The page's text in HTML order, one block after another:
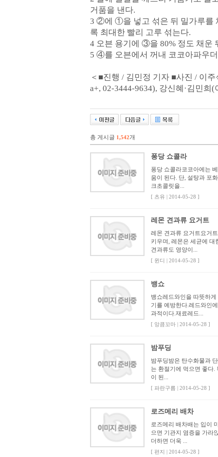
거품을 낸다.
3 ②에 ①을 넣고 섞은 뒤 밀가루를
록 최대한 빨리 고루 섞는다.
4 오븐 용기에 ③을 80% 정도 채운
5 ④를 오븐에서 꺼내 코코아파우
＜■진행 / 김민정 기자 ■사진 / 이
a+, 02-3444-9634), 강신혜·김민희
총 게시글 1,542개
퐁당 쇼콜라
퐁당 쇼콜라코코아에는
움이 된다. 단, 설탕과 포
크초콜릿을...
[ 츠유 | 2014-05-28 ]
레몬 견과류 요거트
레몬 견과류 요거트요거
키우며, 레몬은 세균에 대
견과류도 영양이...
[ 윈디 | 2014-05-28 ]
뱅쇼
뱅쇼레드와인을 따뜻하
기를 예방한다.레드와인
과적이다.재료레드...
[ 앙큼꼬마 | 2014-05-28 ]
밤푸딩
밤푸딩밤은 탄수화물과
는 환절기에 먹으면 좋다.
이 된...
[ 파란구름 | 2014-05-28 ]
로즈메리 배차
로즈메리 배차배는 입이
으면 기관지 염증을 가라
더하면 더욱 ...
[ 편지 | 2014-05-28 ]